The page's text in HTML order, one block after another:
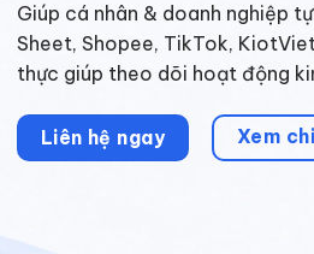
Giúp cá nhân & doanh nghiệp
Sheet, Shopee, TikTok,
thực giúp theo dõi hoạt động
Liên hệ ngay Xem